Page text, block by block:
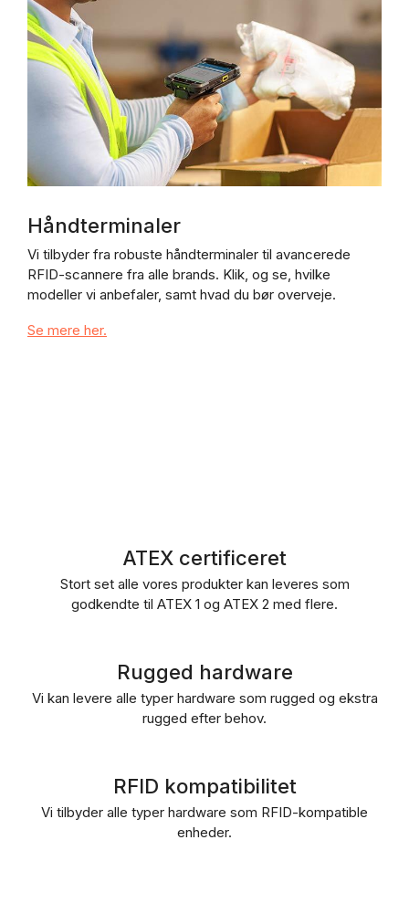
Håndterminaler
Vi tilbyder fra robuste håndterminaler til avancerede
RFID-scannere fra alle brands. Klik, og se, hvilke
modeller vi anbefaler, samt hvad du bør overveje.
Se mere her.
ATEX certificeret
Stort set alle vores produkter kan leveres som
godkendte til ATEX 1 og ATEX 2 med flere.
Rugged hardware
Vi kan levere alle typer hardware som rugged og ekstra
rugged efter behov.
RFID kompatibilitet
Vi tilbyder alle typer hardware som RFID-kompatible
enheder.